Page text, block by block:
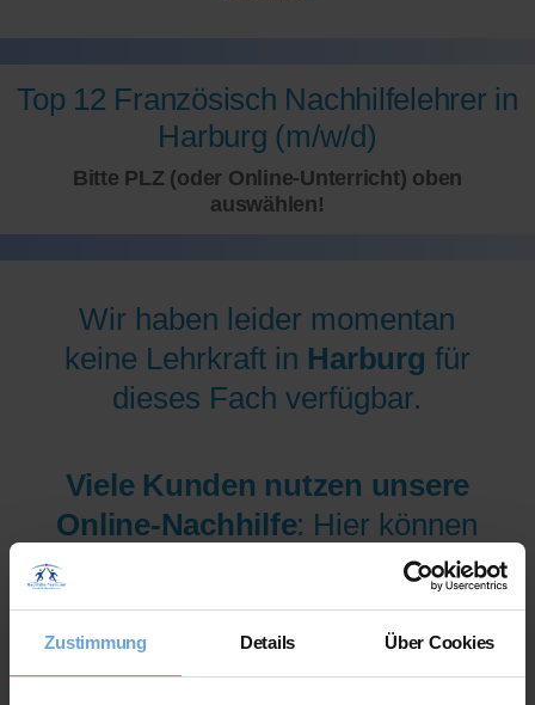
Zustimmung Details Über Cookies
Top 12 Französisch Nachhilfelehrer in
Harburg (m/w/d)
Bitte PLZ (oder Online-Unterricht) oben
auswählen!
Wir haben leider momentan
keine Lehrkraft in Harburg für
dieses Fach verfügbar.
Viele Kunden nutzen unsere
Online-Nachhilfe: Hier können
wir Ihnen aus mehr als 300
Lehrer/innen pro Fach und
Niveau die am besten
qualifizierten Lehrer/innen sofort